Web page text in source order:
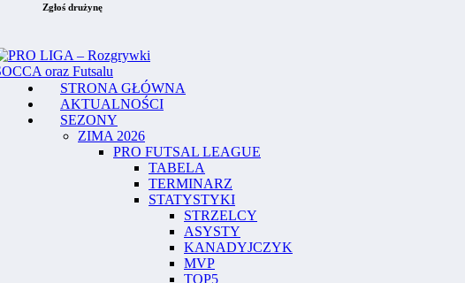
Zgłoś drużynę
STRONA GŁÓWNA
AKTUALNOŚCI
SEZONY
ZIMA 2026
PRO FUTSAL LEAGUE
TABELA
TERMINARZ
STATYSTYKI
STRZELCY
ASYSTY
KANADYJCZYK
MVP
TOP5